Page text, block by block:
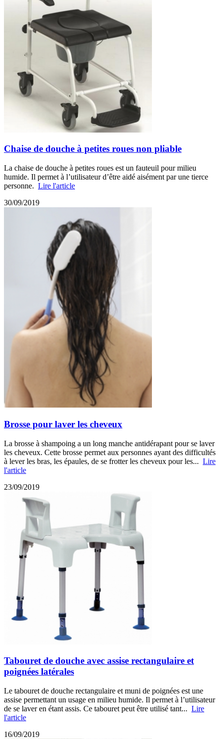
Chaise de douche à petites roues non pliable
La chaise de douche à petites roues est un fauteuil pour milieu
humide. Il permet à l’utilisateur d’être aidé aisément par une tierce
personne. Lire l'article
30/09/2019
Brosse pour laver les cheveux
La brosse à shampoing a un long manche antidérapant pour se laver
les cheveux. Cette brosse permet aux personnes ayant des difficultés
à lever les bras, les épaules, de se frotter les cheveux pour les... Lire
l'article
23/09/2019
Tabouret de douche avec assise rectangulaire et
poignées latérales
Le tabouret de douche rectangulaire et muni de poignées est une
assise permettant un usage en milieu humide. Il permet à l’utilisateur
de se laver en étant assis. Ce tabouret peut être utilisé tant... Lire
l'article
16/09/2019